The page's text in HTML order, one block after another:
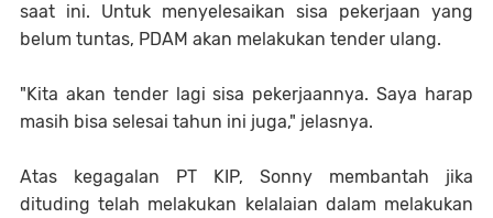
saat ini. Untuk menyelesaikan sisa pekerjaan yang
belum tuntas, PDAM akan melakukan tender ulang.
"Kita akan tender lagi sisa pekerjaannya. Saya harap
masih bisa selesai tahun ini juga," jelasnya.
Atas kegagalan PT KIP, Sonny membantah jika
dituding telah melakukan kelalaian dalam melakukan